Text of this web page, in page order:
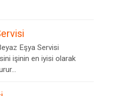
Eşya Servisi
işinin en iyisi olarak